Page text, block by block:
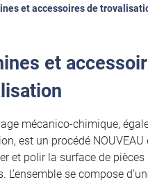
et accessoires de
et
mécanico-chimique,
est un procédé
et polir la surface de
L’ensemble se compose